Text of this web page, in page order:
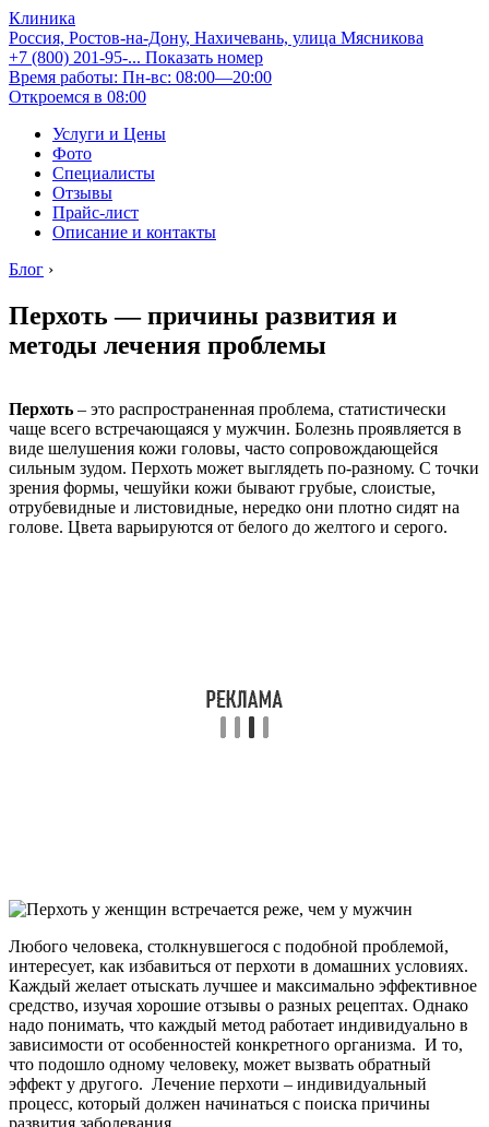
Клиника
Россия, Ростов-на-Дону, Нахичевань, улица Мясникова
+7 (800) 201-95-... Показать номер
Время работы: Пн-вс: 08:00—20:00
Откроемся в 08:00
Услуги и Цены
Фото
Специалисты
Отзывы
Прайс-лист
Описание и контакты
Блог ›
Перхоть — причины развития и
методы лечения проблемы
Перхоть – это распространенная проблема, статистически
чаще всего встречающаяся у мужчин. Болезнь проявляется в
виде шелушения кожи головы, часто сопровождающейся
сильным зудом. Перхоть может выглядеть по-разному. С точки
зрения формы, чешуйки кожи бывают грубые, слоистые,
отрубевидные и листовидные, нередко они плотно сидят на
голове. Цвета варьируются от белого до желтого и серого.
Любого человека, столкнувшегося с подобной проблемой,
интересует, как избавиться от перхоти в домашних условиях.
Каждый желает отыскать лучшее и максимально эффективное
средство, изучая хорошие отзывы о разных рецептах. Однако
надо понимать, что каждый метод работает индивидуально в
зависимости от особенностей конкретного организма. И то,
что подошло одному человеку, может вызвать обратный
эффект у другого. Лечение перхоти – индивидуальный
процесс, который должен начинаться с поиска причины
развития заболевания.